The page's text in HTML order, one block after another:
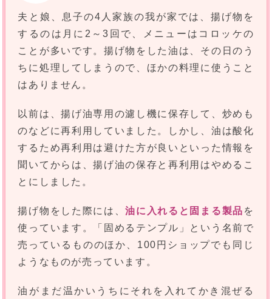
夫と娘、息子の4人家族の我が家では、揚げ物を
するのは月に2～3回で、メニューはコロッケの
ことが多いです。揚げ物をした油は、その日のう
ちに処理してしまうので、ほかの料理に使うこと
はありません。
以前は、揚げ油専用の濾し機に保存して、炒めも
のなどに再利用していました。しかし、油は酸化
するため再利用は避けた方が良いといった情報を
聞いてからは、揚げ油の保存と再利用はやめるこ
とにしました。
揚げ物をした際には、油に入れると固まる製品 を
使っています。「固めるテンプル」という名前で
売っているもののほか、100円ショップでも同じ
ようなものが売っています。
油がまだ温かいうちにそれを入れてかき混ぜる